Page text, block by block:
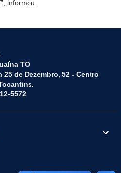
informou.
TO
25 de Dezembro, 52 - Centro
5572